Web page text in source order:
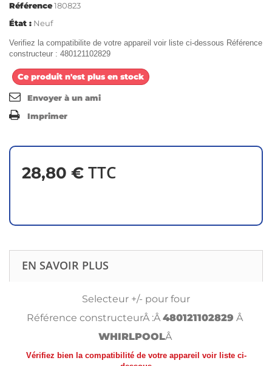
Référence180823
État : Neuf
Verifiez la compatibilite de votre appareil voir liste ci-dessous Référence
constructeur : 480121102829
Ce produit n'est plus en stock
Envoyer à un ami
Imprimer
28,80 € TTC
EN SAVOIR PLUS
Selecteur +/- pour four
Référence constructeurÂ :Â480121102829 Â
WHIRLPOOLÂ
Vérifiez bien la compatibilité de votre appareil voir liste ci-